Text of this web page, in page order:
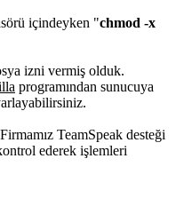
içindeyken "chmod -x
izni vermiş olduk.
programından sunucuya
TeamSpeak desteği
ederek işlemleri